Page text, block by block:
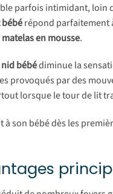
parfois intimidant, loin
répond parfaitement
matelas en mousse.
nid bébédiminue la
provoqués par des
lorsque le tour de lit
son bébé dès les